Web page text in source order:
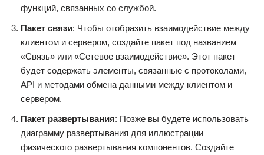
функций, связанных со службой.
Пакет связи: Чтобы отобразить взаимодействие между
клиентом и сервером, создайте пакет под названием
«Связь» или «Сетевое взаимодействие». Этот пакет
будет содержать элементы, связанные с протоколами,
API и методами обмена данными между клиентом и
сервером.
Пакет развертывания: Позже вы будете использовать
диаграмму развертывания для иллюстрации
физического развертывания компонентов. Создайте